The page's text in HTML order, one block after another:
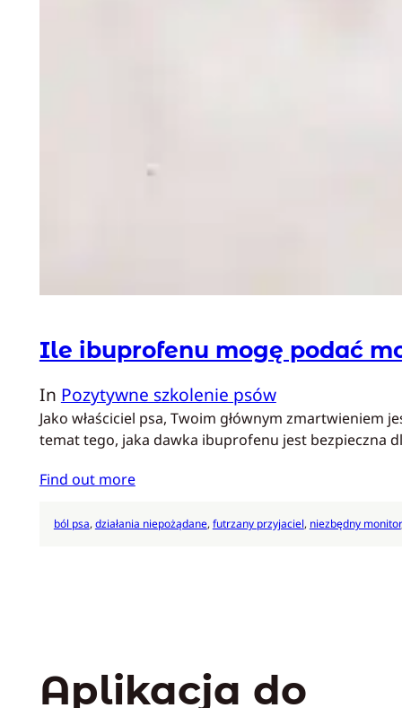
Ile ibuprofenu mogę podać
In Pozytywne szkolenie psów
Jako właściciel psa, Twoim głównym
temat tego, jaka dawka ibuprofenu jest bezpieczna
Find out more
ból psa, działania niepożądane, futrzany przyjaciel, niezbędny monitor
Aplikacja do